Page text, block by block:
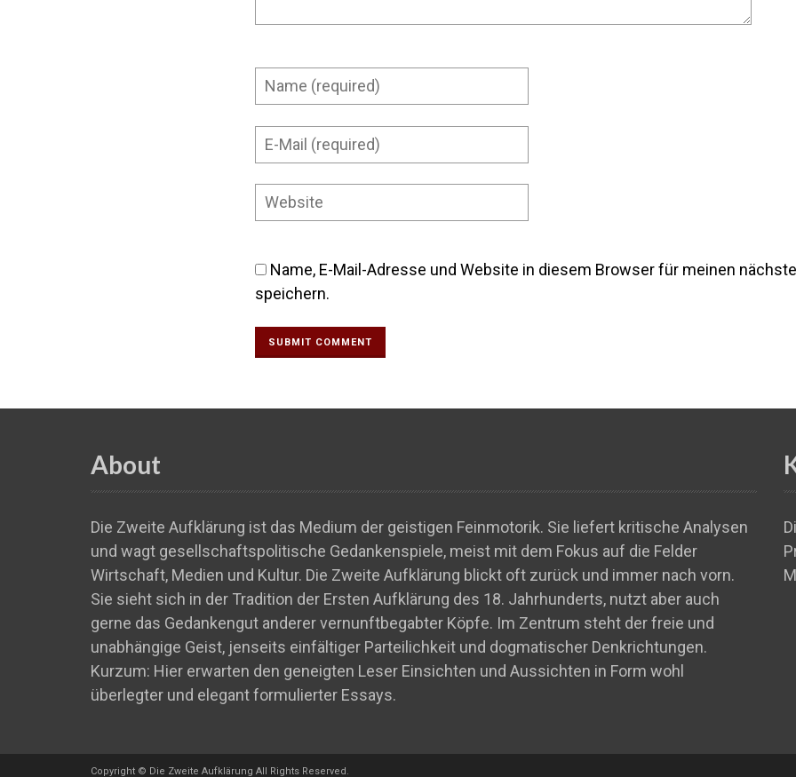
Name, E-Mail-Adresse und Website in diesem Browser für meinen
speichern.
About
Die Zweite Aufklärung ist das Medium der geistigen Feinmotorik. Sie liefert kritische Analysen
und wagt gesellschaftspolitische Gedankenspiele, meist mit dem Fokus auf die Felder
Wirtschaft, Medien und Kultur. Die Zweite Aufklärung blickt oft zurück und immer nach vorn.
Sie sieht sich in der Tradition der Ersten Aufklärung des 18. Jahrhunderts, nutzt aber auch
gerne das Gedankengut anderer vernunftbegabter Köpfe. Im Zentrum steht der freie und
unabhängige Geist, jenseits einfältiger Parteilichkeit und dogmatischer Denkrichtungen.
Kurzum: Hier erwarten den geneigten Leser Einsichten und Aussichten in Form wohl
überlegter und elegant formulierter Essays.
Copyright © Die Zweite Aufklärung All Rights Reserved.